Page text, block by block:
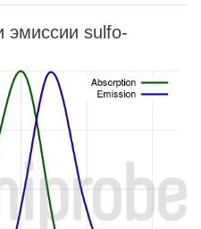
эмиссии sulfo-